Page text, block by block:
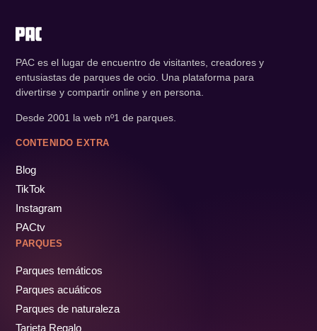
PAC es el lugar de encuentro de visitantes, creadores y
entusiastas de parques de ocio. Una plataforma para
divertirse y compartir online y en persona.
Desde 2001 la web nº1 de parques.
CONTENIDO EXTRA
Blog
TikTok
Instagram
PACtv
PARQUES
Parques temáticos
Parques acuáticos
Parques de naturaleza
Tarjeta Regalo